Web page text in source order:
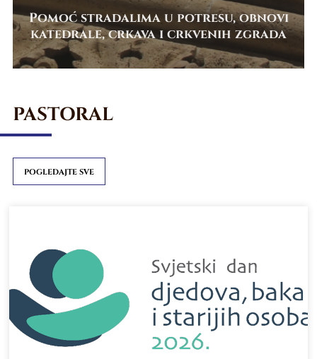
Pomoć stradalima u potresu, obnovi
katedrale, crkava i crkvenih zgrada
PASTORAL
POGLEDAJTE SVE